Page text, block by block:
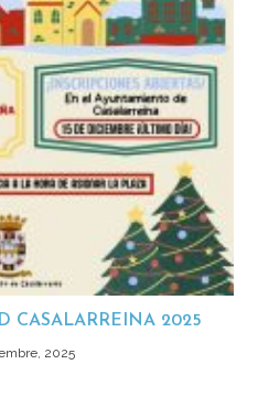
CASALARREINA 2025
2025